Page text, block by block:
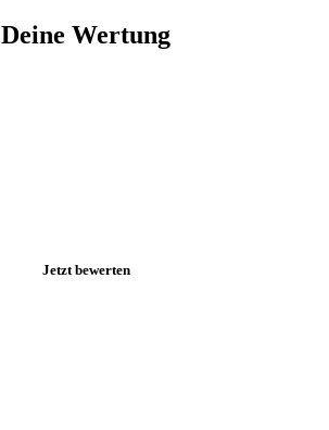
Deine Wertung
Jetzt bewerten